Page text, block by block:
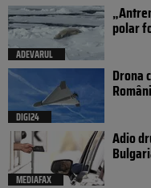
ADEVARUL
polar
DIGI24
Drona
MEDIAFAX
Adio